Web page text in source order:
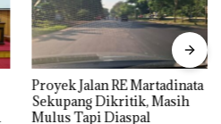
Proyek Jalan RE Martadinata
Sekupang Dikritik, Masih
Mulus Tapi Diaspal